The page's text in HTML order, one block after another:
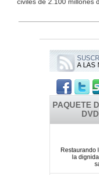
A LAS
PAQUETE
Restaurando
la